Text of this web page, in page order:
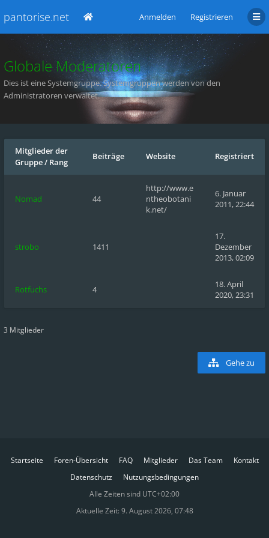
pantorise.net Anmelden Registrieren
Globale Moderatoren
Dies ist eine Systemgruppe. Systemgruppen werden von den
Administratoren verwaltet.
Mitglieder der
Gruppe/ Rang
Beiträge Website Registriert
Nomad 44
http://www.e
ntheobotani
k.net/
6. Januar
2011, 22:44
strobo 1411
17.
Dezember
2013, 02:09
Rotfuchs 4
18. April
2020, 23:31
3 Mitglieder
Gehe zu
Startseite Foren-Übersicht FAQ Mitglieder Das Team
Kontakt
Datenschutz
Nutzungsbedingungen
Alle Zeiten sind UTC+02:00
Aktuelle Zeit: 9. August 2026, 07:48